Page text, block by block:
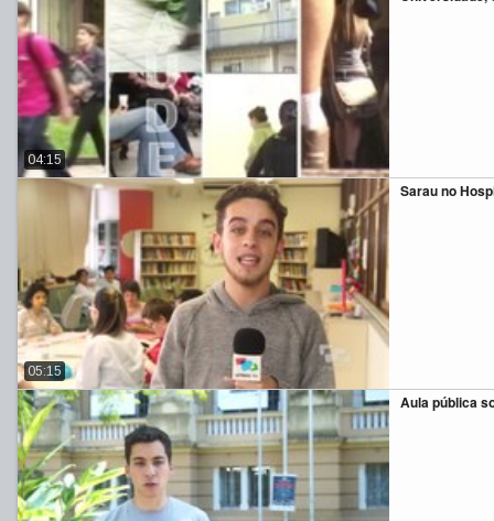
04:15
Sarau no
05:15
Aula pública